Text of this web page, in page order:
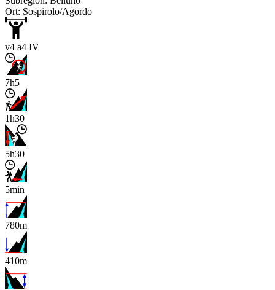
Ort: Sospirolo/Agordo
v4 a4 IV
7h5
1h30
5h30
5min
780m
410m